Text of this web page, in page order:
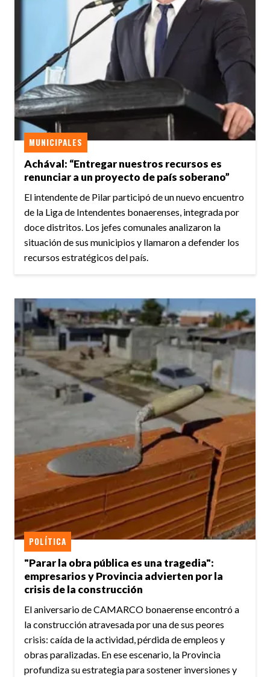
Achával: “Entregar nuestros recursos es
renunciar a un proyecto de país soberano”
MUNICIPALES
El intendente de Pilar participó de un nuevo encuentro
de la Liga de Intendentes bonaerenses, integrada por
doce distritos. Los jefes comunales analizaron la
situación de sus municipios y llamaron a defender los
recursos estratégicos del país.
"Parar la obra pública es una tragedia":
empresarios y Provincia advierten por la
crisis de la construcción
POLÍTICA
El aniversario de CAMARCO bonaerense encontró a
la construcción atravesada por una de sus peores
crisis: caída de la actividad, pérdida de empleos y
obras paralizadas. En ese escenario, la Provincia
profundiza su estrategia para sostener inversiones y